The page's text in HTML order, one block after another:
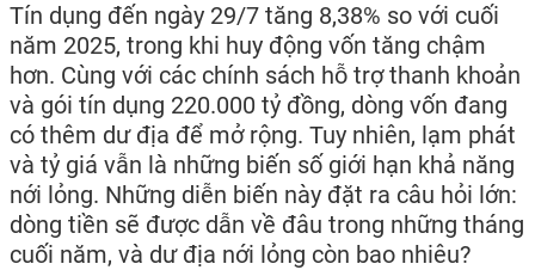
Tín dụng đến ngày 29/7 tăng 8,38% so với cuối
năm 2025, trong khi huy động vốn tăng chậm
hơn. Cùng với các chính sách hỗ trợ thanh khoản
và gói tín dụng 220.000 tỷ đồng, dòng vốn đang
có thêm dư địa để mở rộng. Tuy nhiên, lạm phát
và tỷ giá vẫn là những biến số giới hạn khả năng
nới lỏng. Những diễn biến này đặt ra câu hỏi lớn:
dòng tiền sẽ được dẫn về đâu trong những tháng
cuối năm, và dư địa nới lỏng còn bao nhiêu?